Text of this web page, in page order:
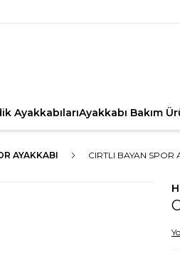
AyakkabılarıAyakkabı Bakım
AYAKKABI CIRTLI BAYAN SPOR